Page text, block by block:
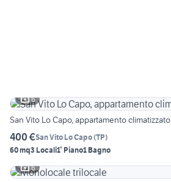
6
San Vito Lo Capo, appartamento climatizzato
400 €San Vito Lo Capo(TP)
60 mq3 Locali1° Piano1 Bagno
6